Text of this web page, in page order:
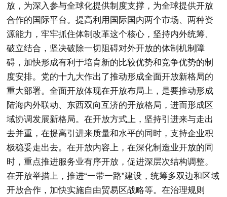
放，为深入参与全球化提供制度支撑，为全球提供开放
合作的国际平台。提高利用国际国内两个市场、两种资
源能力，牢牢抓住体制改革这个核心，坚持内外统筹、
破立结合，坚决破除一切阻碍对外开放的体制机制障
碍，加快形成有利于培育新的比较优势和竞争优势的制
度安排。党的十九大作出了推动形成全面开放新格局的
重大部署。全面开放体现在开放布局上，是要推动形成
陆海内外联动、东西双向互济的开放格局，进而形成区
域协调发展新格局。在开放方式上，坚持引进来与走出
去并重，在提高引进来质量和水平的同时，支持企业积
极稳妥走出去。在开放内容上，在深化制造业开放的同
时，重点推进服务业有序开放，促进深层次结构调整。
在开放举措上，推进“一带一路”建设，统筹多双边和区域
开放合作，加快实施自由贸易区战略等。在治理规则